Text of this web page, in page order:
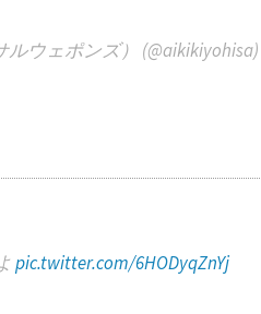
ウェポンズ） (@aikikiyohisa)
pic.twitter.com/6HODyqZnYj